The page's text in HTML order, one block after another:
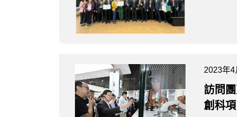
2023年4
訪問
創科項